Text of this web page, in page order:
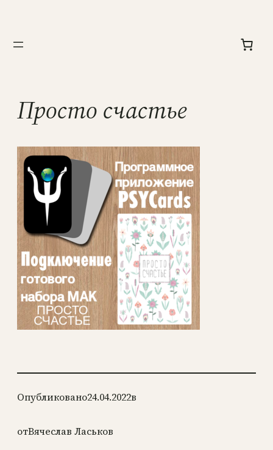
содержимому
Просто счастье
Опубликовано24.04.2022в
отВячеслав Ласьков